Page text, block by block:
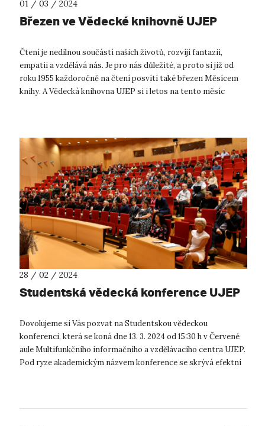
01 / 03 / 2024
Březen ve Vědecké knihovně UJEP
Čtení je nedílnou součástí našich životů, rozvíjí fantazii,
empatii a vzdělává nás. Je pro nás důležité, a proto si již od
roku 1955 každoročně na čtení posvítí také březen Měsícem
knihy. A Vědecká knihovna UJEP si i letos na tento měsíc
28 / 02 / 2024
Studentská vědecká konference UJEP
Dovolujeme si Vás pozvat na Studentskou vědeckou
konferenci, která se koná dne 13. 3. 2024 od 15:30 h v Červené
aule Multifunkčního informačního a vzdělávacího centra UJEP.
Pod ryze akademickým názvem konference se skrývá efektní